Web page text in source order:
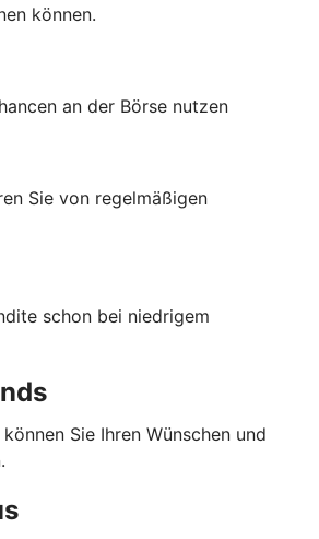
können.
an der Börse nutzen
Sie von regelmäßigen
schon bei niedrigem
Sie Ihren Wünschen und